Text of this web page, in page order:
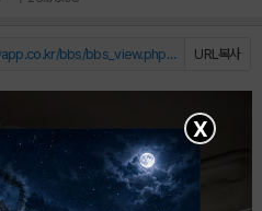
URL복사
https://m.hungryapp.co.kr/bbs/bbs_view.php?durl=Y...
X